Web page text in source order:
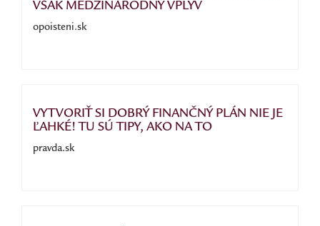
VŠAK MEDZINÁRODNÝ VPLYV
opoisteni.sk
VYTVORIŤ SI DOBRÝ FINANČNÝ PLÁN NIE JE
ĽAHKÉ! TU SÚ TIPY, AKO NA TO
pravda.sk